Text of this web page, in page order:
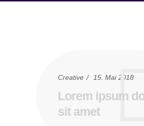
Creative 15. Mai 2018
Lorem ipsum
sit amet